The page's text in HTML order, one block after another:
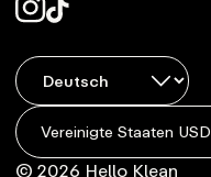
Vereinigte Staaten USD
© 2026 Hello Klean